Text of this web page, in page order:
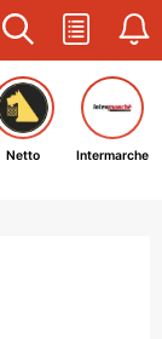
Netto Intermarche